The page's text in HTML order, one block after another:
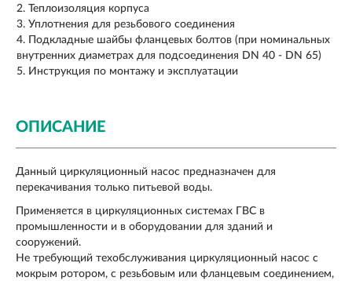
Теплоизоляция корпуса
Уплотнения для резьбового соединения
Подкладные шайбы фланцевых болтов (при номинальных
внутренних диаметрах для подсоединения DN 40 - DN 65)
Инструкция по монтажу и эксплуатации
ОПИСАНИЕ
Данный циркуляционный насос предназначен для
перекачивания только питьевой воды.
Применяется в циркуляционных системах ГВС в
промышленности и в оборудовании для зданий и
сооружений.
Не требующий техобслуживания циркуляционный насос с
мокрым ротором, с резьбовым или фланцевым соединением,